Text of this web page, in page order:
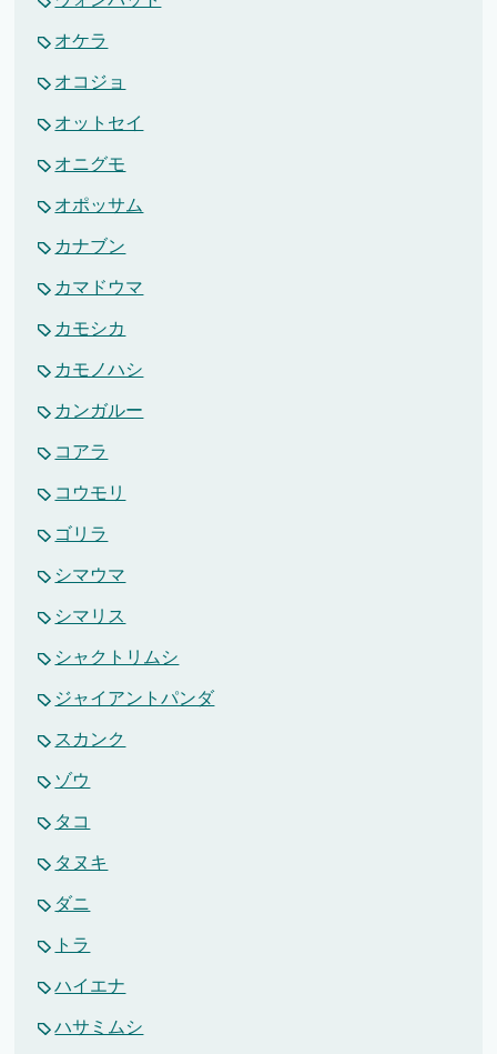
オケラ
オコジョ
オットセイ
オニグモ
オポッサム
カナブン
カマドウマ
カモシカ
カモノハシ
カンガルー
コアラ
コウモリ
ゴリラ
シマウマ
シマリス
シャクトリムシ
ジャイアントパンダ
スカンク
ゾウ
タコ
タヌキ
ダニ
トラ
ハイエナ
ハサミムシ